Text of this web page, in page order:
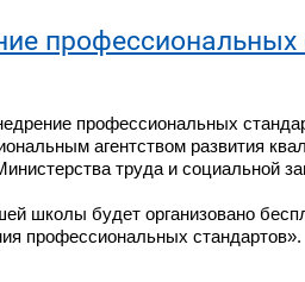
профессиональных
профессиональных
агентством развития
труда и социальной
школы будет организовано
профессиональных стандартов».